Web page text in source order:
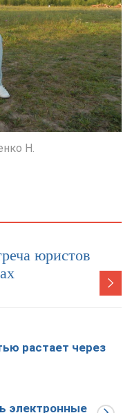
Н.
юристов
растает через
электронные